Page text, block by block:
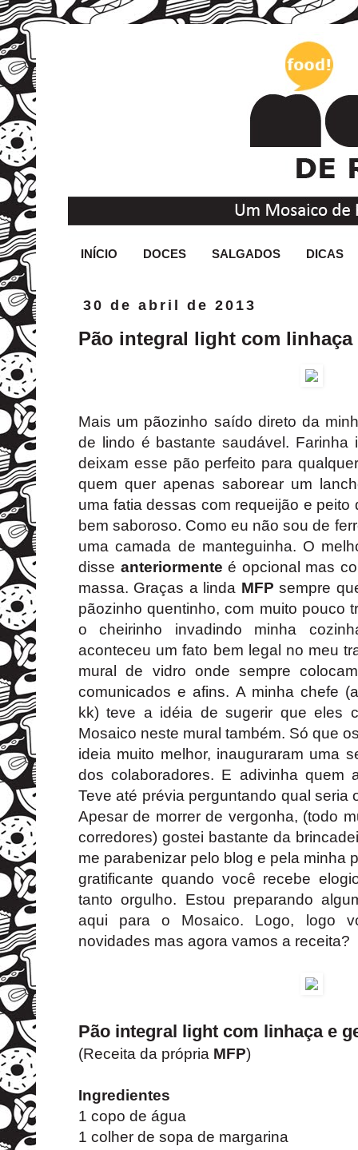
INÍCIO DOCES SALGADOS DICAS
30 de abril de 2013
Pão integral light com linhaça
Mais um pãozinho saído direto da
de lindo é bastante saudável. Farinha
deixam esse pão perfeito para
quem quer apenas saborear um
uma fatia dessas com requeijão e
bem saboroso. Como eu não sou de
uma camada de manteguinha. O
disse anteriormente é opcional mas
massa. Graças a linda MFP sempre
pãozinho quentinho, com muito pouco
o cheirinho invadindo minha
aconteceu um fato bem legal no meu
mural de vidro onde sempre
comunicados e afins. A minha chefe
kk) teve a idéia de sugerir que eles
Mosaico neste mural também. Só que
ideia muito melhor, inauguraram uma
dos colaboradores. E adivinha quem
Teve até prévia perguntando qual seria
Apesar de morrer de vergonha, (todo
corredores) gostei bastante da
me parabenizar pelo blog e pela minha
gratificante quando você recebe
tanto orgulho. Estou preparando
aqui para o Mosaico. Logo, logo
novidades mas agora vamos a receita?
Pão integral light com linhaça e
(Receita da própria MFP)
Ingredientes
1 copo de água
1 colher de sopa de margarina